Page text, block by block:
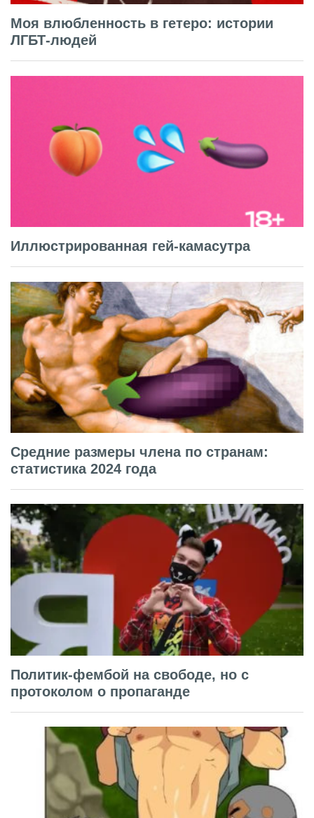
Моя влюбленность в гетеро: истории
ЛГБТ-людей
Иллюстрированная гей-камасутра
Средние размеры члена по странам:
статистика 2024 года
Политик-фембой на свободе, но с
протоколом о пропаганде